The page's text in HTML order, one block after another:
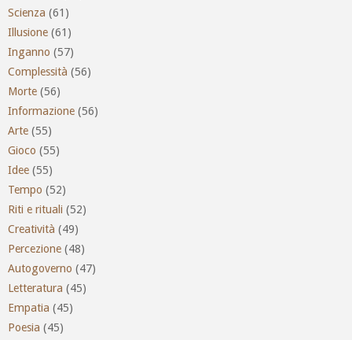
Scienza (61)
Illusione (61)
Inganno (57)
Complessità (56)
Morte (56)
Informazione (56)
Arte (55)
Gioco (55)
Idee (55)
Tempo (52)
Riti e rituali (52)
Creatività (49)
Percezione (48)
Autogoverno (47)
Letteratura (45)
Empatia (45)
Poesia (45)